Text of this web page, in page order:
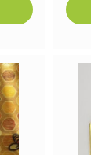
ADDTOCART